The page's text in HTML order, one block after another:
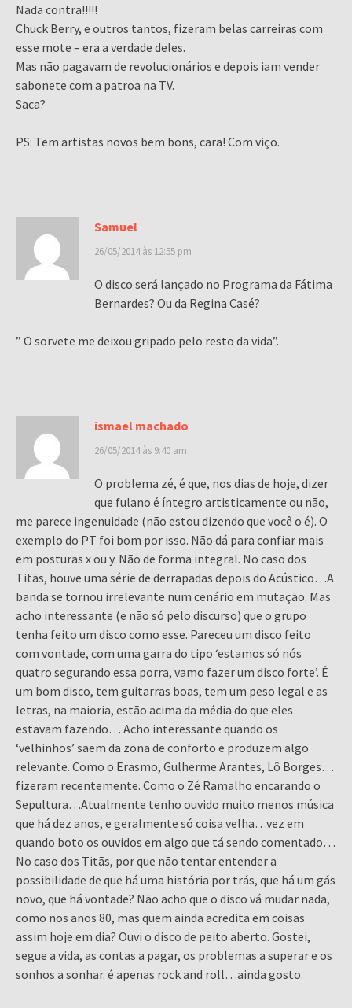
Nada contra!!!!!
Chuck Berry, e outros tantos, fizeram belas carreiras com
esse mote – era a verdade deles.
Mas não pagavam de revolucionários e depois iam vender
sabonete com a patroa na TV.
Saca?
PS: Tem artistas novos bem bons, cara! Com viço.
Samuel
26/05/2014 às 12:55 pm
O disco será lançado no Programa da Fátima
Bernardes? Ou da Regina Casé?
” O sorvete me deixou gripado pelo resto da vida”.
ismael machado
26/05/2014 às 9:40 am
O problema zé, é que, nos dias de hoje, dizer
que fulano é íntegro artisticamente ou não,
me parece ingenuidade (não estou dizendo que você o é). O
exemplo do PT foi bom por isso. Não dá para confiar mais
em posturas x ou y. Não de forma integral. No caso dos
Titãs, houve uma série de derrapadas depois do Acústico…A
banda se tornou irrelevante num cenário em mutação. Mas
acho interessante (e não só pelo discurso) que o grupo
tenha feito um disco como esse. Pareceu um disco feito
com vontade, com uma garra do tipo ‘estamos só nós
quatro segurando essa porra, vamo fazer um disco forte’. É
um bom disco, tem guitarras boas, tem um peso legal e as
letras, na maioria, estão acima da média do que eles
estavam fazendo… Acho interessante quando os
‘velhinhos’ saem da zona de conforto e produzem algo
relevante. Como o Erasmo, Gulherme Arantes, Lô Borges…
fizeram recentemente. Como o Zé Ramalho encarando o
Sepultura…Atualmente tenho ouvido muito menos música
que há dez anos, e geralmente só coisa velha…vez em
quando boto os ouvidos em algo que tá sendo comentado…
No caso dos Titãs, por que não tentar entender a
possibilidade de que há uma história por trás, que há um gás
novo, que há vontade? Não acho que o disco vá mudar nada,
como nos anos 80, mas quem ainda acredita em coisas
assim hoje em dia? Ouvi o disco de peito aberto. Gostei,
segue a vida, as contas a pagar, os problemas a superar e os
sonhos a sonhar. é apenas rock and roll…ainda gosto.